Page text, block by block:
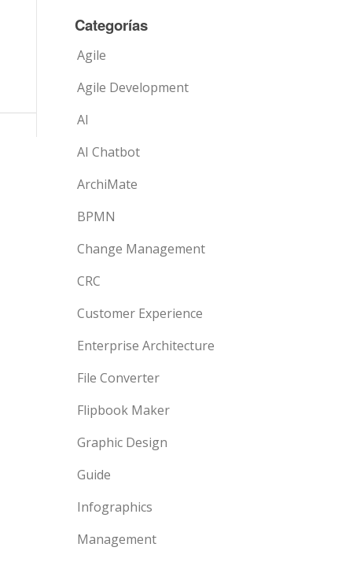
Categorías
Agile
Agile Development
AI
AI Chatbot
ArchiMate
BPMN
Change Management
CRC
Customer Experience
Enterprise Architecture
File Converter
Flipbook Maker
Graphic Design
Guide
Infographics
Management